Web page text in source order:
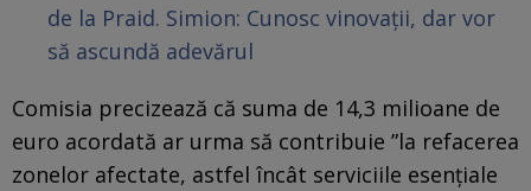
de la Praid. Simion: Cunosc vinovații, dar vor
să ascundă adevărul
Comisia precizează că suma de 14,3 milioane de
euro acordată ar urma să contribuie ”la refacerea
zonelor afectate, astfel încât serviciile esenţiale